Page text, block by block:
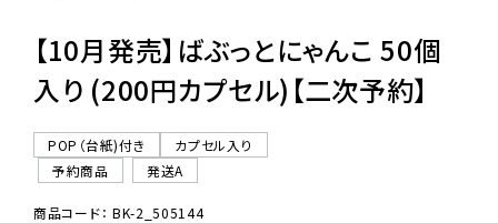
ご利用ガイド
06-6282-7659
【10月発売】ばぶっとにゃんこ 50個
入り (200円カプセル)【二次予約】
POP（台紙)付き
カプセル入り
予約商品
発送A
商品コード： BK-2_505144